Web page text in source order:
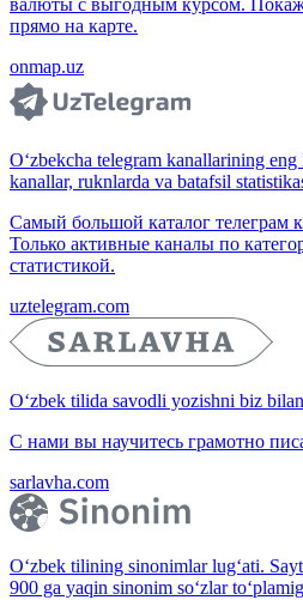
валюты с выгодным курсом.
прямо на карте.
onmap.uz
O‘zbekcha telegram kanallarining
kanallar, ruknlarda va batafsil
Самый большой каталог телеграм
Только активные каналы по
статистикой.
uztelegram.com
O‘zbek tilida savodli yozishni biz
С нами вы научитесь грамотно
sarlavha.com
O‘zbek tilining sinonimlar lug‘ati.
900 ga yaqin sinonim so‘zlar